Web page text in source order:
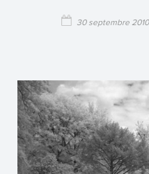
30 septembre 2010